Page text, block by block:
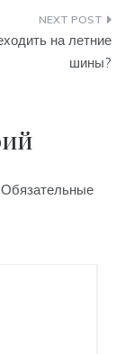
на летние
шины?
Обязательные